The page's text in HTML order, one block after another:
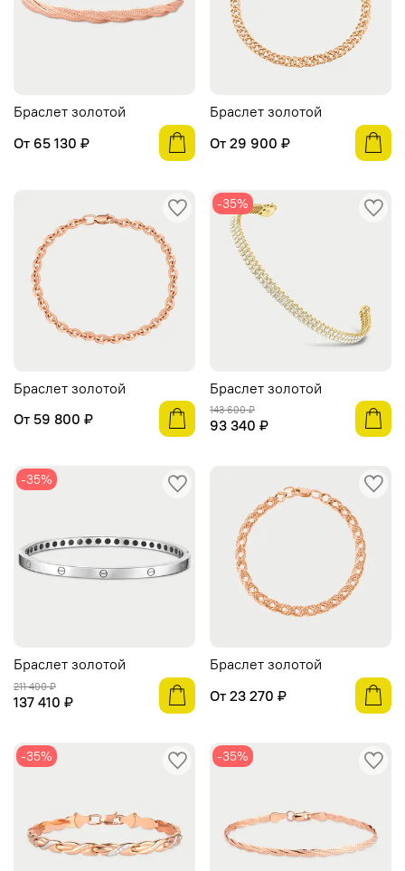
Браслет золотой
От 65 130 ₽
Браслет золотой
От 29 900 ₽
Браслет золотой
От 59 800 ₽
-35%
Браслет золотой
143 600 ₽
93 340 ₽
-35%
Браслет золотой
211 400 ₽
137 410 ₽
Браслет золотой
От 23 270 ₽
-35% -35%